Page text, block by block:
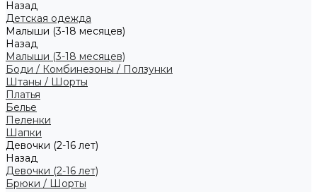
Назад
Детская одежда
Малыши (3-18 месяцев)
Назад
Малыши (3-18 месяцев)
Боди / Комбинезоны / Ползунки
Штаны / Шорты
Платья
Белье
Пеленки
Шапки
Девочки (2-16 лет)
Назад
Девочки (2-16 лет)
Брюки / Шорты